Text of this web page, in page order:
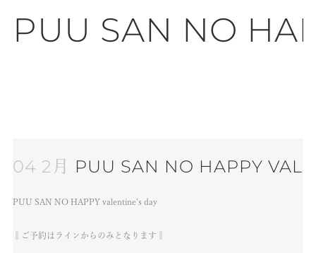
PUU SAN NO
04 2月 PUU SAN NO HAPPY
PUU SAN NO HAPPY valentine’s day
‖ご予約はラインからのみとなります‖